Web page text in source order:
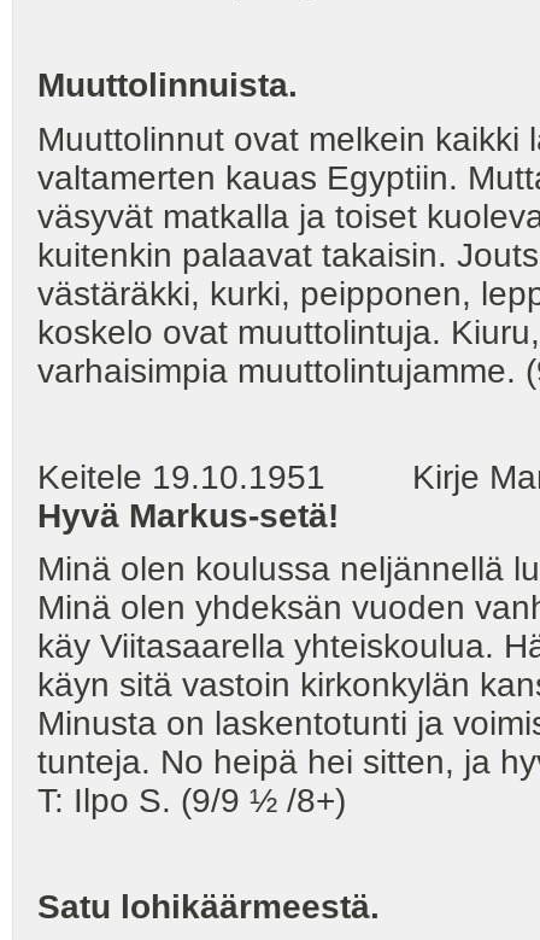
Muuttolinnuista.
Muuttolinnut ovat melkein
valtamerten kauas Egyptiin.
väsyvät matkalla ja toiset
kuitenkin palaavat takaisin.
västäräkki, kurki, peipponen,
koskelo ovat muuttolintuja.
varhaisimpia muuttolintujamme.
Keitele 19.10.1951 Kirje
Hyvä Markus-setä!
Minä olen koulussa neljännellä
Minä olen yhdeksän vuoden
käy Viitasaarella yhteiskoulua.
käyn sitä vastoin kirkonkylän
Minusta on laskentotunti ja
tunteja. No heipä hei sitten, ja
T: Ilpo S. (9/9 ½ /8+)
Satu lohikäärmeestä.